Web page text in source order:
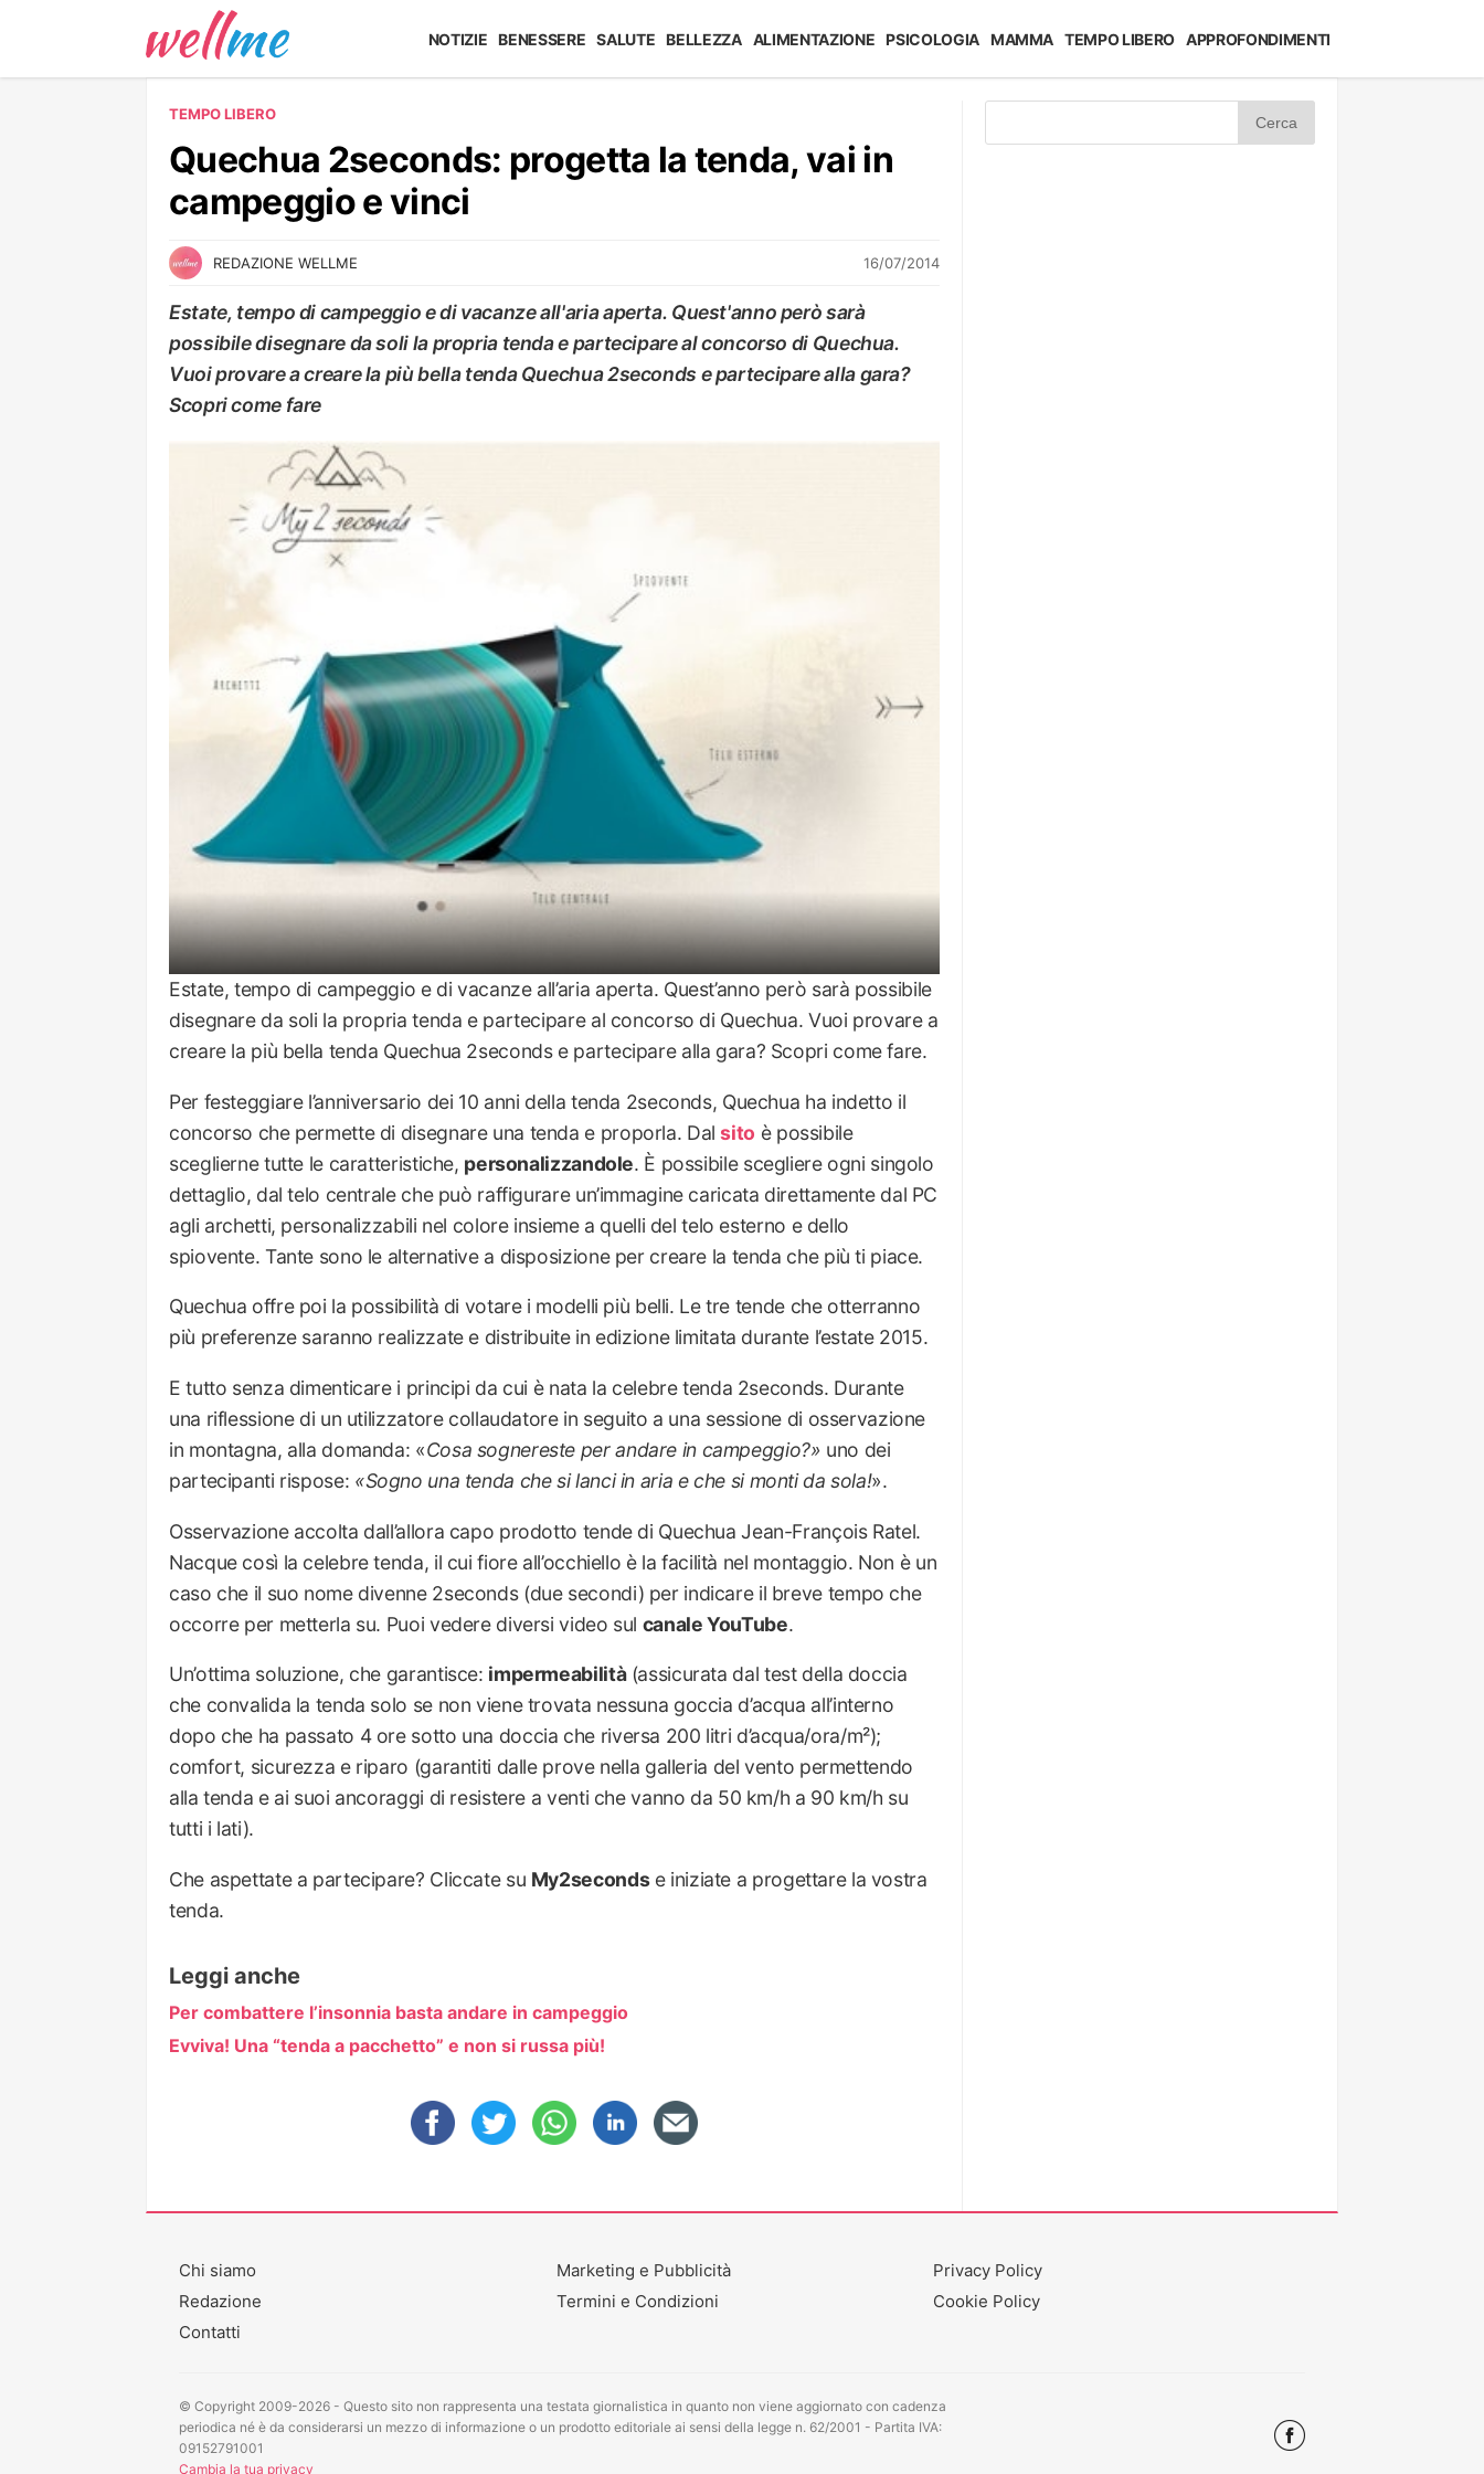
NOTIZIE BENESSERE SALUTE BELLEZZA ALIMENTAZIONE PSICOLOGIA MAMMA TEMPO LIBERO APPROFONDIMENTI
TEMPO LIBERO
Quechua 2seconds: progetta la tenda, vai in
campeggio e vinci
REDAZIONE WELLME 16/07/2014
Estate, tempo di campeggio e di vacanze all'aria aperta. Quest'anno però sarà
possibile disegnare da soli la propria tenda e partecipare al concorso di Quechua.
Vuoi provare a creare la più bella tenda Quechua 2seconds e partecipare alla gara?
Scopri come fare
Estate, tempo di campeggio e di vacanze all’aria aperta. Quest’anno però sarà possibile
disegnare da soli la propria tenda e partecipare al concorso di Quechua. Vuoi provare a
creare la più bella tenda Quechua 2seconds e partecipare alla gara? Scopri come fare.
Per festeggiare l’anniversario dei 10 anni della tenda 2seconds, Quechua ha indetto il
concorso che permette di disegnare una tenda e proporla. Dalsito è possibile
sceglierne tutte le caratteristiche, personalizzandole. È possibile scegliere ogni singolo
dettaglio, dal telo centrale che può raffigurare un’immagine caricata direttamente dal PC
agli archetti, personalizzabili nel colore insieme a quelli del telo esterno e dello
spiovente. Tante sono le alternative a disposizione per creare la tenda che più ti piace.
Quechua offre poi la possibilità di votare i modelli più belli. Le tre tende che otterranno
più preferenze saranno realizzate e distribuite in edizione limitata durante l’estate 2015.
E tutto senza dimenticare i principi da cui è nata la celebre tenda 2seconds. Durante
una riflessione di un utilizzatore collaudatore in seguito a una sessione di osservazione
in montagna, alla domanda: «Cosa sognereste per andare in campeggio?» uno dei
partecipanti rispose: «Sogno una tenda che si lanci in aria e che si monti da sola!».
Osservazione accolta dall’allora capo prodotto tende di Quechua Jean-François Ratel.
Nacque così la celebre tenda, il cui fiore all’occhiello è la facilità nel montaggio. Non è un
caso che il suo nome divenne 2seconds (due secondi) per indicare il breve tempo che
occorre per metterla su. Puoi vedere diversi video sul canale YouTube.
Un’ottima soluzione, che garantisce: impermeabilità(assicurata dal test della doccia
che convalida la tenda solo se non viene trovata nessuna goccia d’acqua all’interno
dopo che ha passato 4 ore sotto una doccia che riversa 200 litri d’acqua/ora/m²);
comfort, sicurezza e riparo (garantiti dalle prove nella galleria del vento permettendo
alla tenda e ai suoi ancoraggi di resistere a venti che vanno da 50 km/h a 90 km/h su
tutti i lati).
Che aspettate a partecipare? Cliccate su My2secondse iniziate a progettare la vostra
tenda.
Leggi anche
Per combattere l’insonnia basta andare in campeggio
Evviva! Una “tenda a pacchetto” e non si russa più!
Chi siamo
Redazione
Contatti
Marketing e Pubblicità
Termini e Condizioni
Privacy Policy
Cookie Policy
© Copyright 2009-2026 - Questo sito non rappresenta una testata giornalistica in quanto non viene aggiornato con cadenza
periodica né è da considerarsi un mezzo di informazione o un prodotto editoriale ai sensi della legge n. 62/2001 - Partita IVA:
09152791001
Cambia la tua privacy